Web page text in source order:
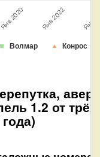
Волмар Конрос
Янв 2020 Янв 2022 Янв
аверс
1.2 от трёх